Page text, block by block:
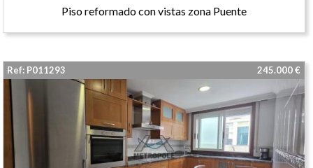
Piso reformado con vistas zona Puente
Ref: P011293 245.000 €